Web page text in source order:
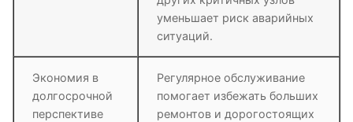
уменьшает риск аварийных
ситуаций.
Экономия в
долгосрочной
перспективе
Регулярное обслуживание
помогает избежать больших
ремонтов и дорогостоящих